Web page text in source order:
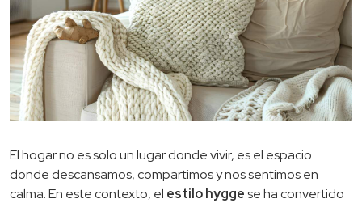
El hogar no es solo un lugar donde vivir, es el espacio
donde descansamos, compartimos y nos sentimos en
calma. En este contexto, el estilo hyggese ha convertido